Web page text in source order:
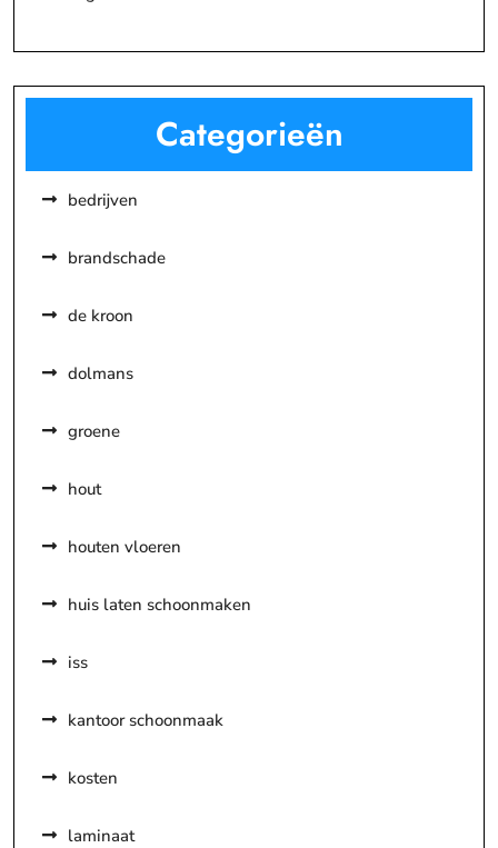
Categorieën
bedrijven
brandschade
de kroon
dolmans
groene
hout
houten vloeren
huis laten schoonmaken
iss
kantoor schoonmaak
kosten
laminaat